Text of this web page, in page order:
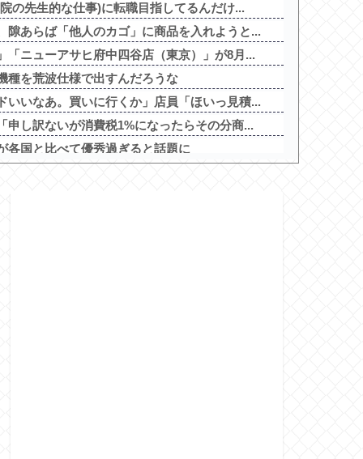
の先生的な仕事)に転職目指してるんだけ...
隙あらば「他人のカゴ」に商品を入れようと...
「ニューアサヒ府中四谷店（東京）」が8月...
種を荒波仕様で出すんだろうな
いいなあ。買いに行くか」店員「ほいっ見積...
申し訳ないが消費税1%になったらその分商...
各国と比べて優秀過ぎると話題に